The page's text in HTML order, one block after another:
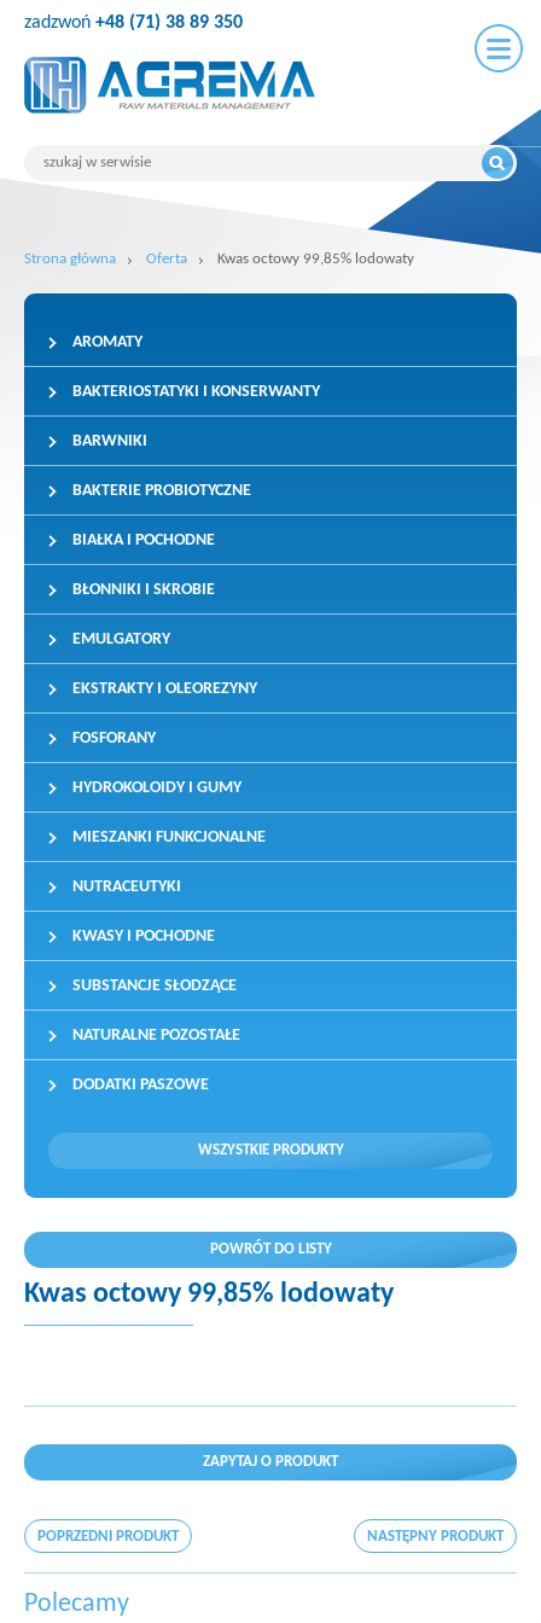
zadzwoń +48 (71) 38 89 350
Strona główna Oferta Kwas octowy 99,85% lodowaty
AROMATY
BAKTERIOSTATYKI I KONSERWANTY
BARWNIKI
BAKTERIE PROBIOTYCZNE
BIAŁKA I POCHODNE
BŁONNIKI I SKROBIE
EMULGATORY
EKSTRAKTY I OLEOREZYNY
FOSFORANY
HYDROKOLOIDY I GUMY
MIESZANKI FUNKCJONALNE
NUTRACEUTYKI
KWASY I POCHODNE
SUBSTANCJE SŁODZĄCE
NATURALNE POZOSTAŁE
DODATKI PASZOWE
WSZYSTKIE PRODUKTY
POWRÓT DO LISTY
Kwas octowy 99,85% lodowaty
ZAPYTAJ O PRODUKT
POPRZEDNI PRODUKT NASTĘPNY PRODUKT
Polecamy